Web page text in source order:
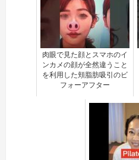
肉眼で見た顔とスマホのイ
ンカメの顔が全然違うこと
を利用した頬脂肪吸引のビ
フォーアフター